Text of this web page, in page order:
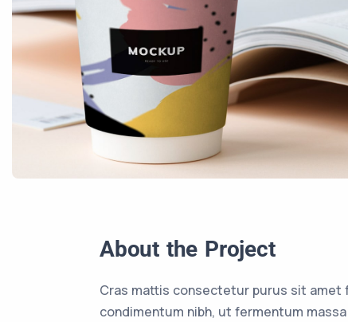
About the Project
Cras mattis consectetur purus sit amet
condimentum nibh, ut fermentum